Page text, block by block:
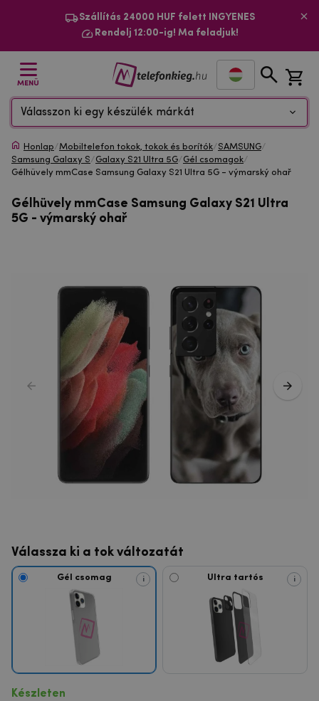
Szállítás 24000 HUF felett INGYENES
Rendelj 12:00-ig! Ma feladjuk!
MENÜ
Válasszon ki egy készülék márkát
Honlap/Mobiltelefon tokok, tokok és borítók/SAMSUNG/
Samsung Galaxy S/Galaxy S21 Ultra 5G/Gél csomagok/
Gélhüvely mmCase Samsung Galaxy S21 Ultra 5G - výmarský ohař
Gélhüvely mmCase Samsung Galaxy S21 Ultra
5G - výmarský ohař
Válassza ki a tok változatát
Gél csomag i Ultra tartós i
Készleten